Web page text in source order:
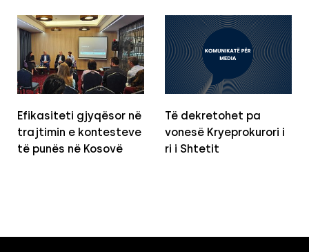
Efikasiteti gjyqësor në
trajtimin e kontesteve
të punës në Kosovë
Të dekretohet pa
vonesë Kryeprokurori i
ri i Shtetit